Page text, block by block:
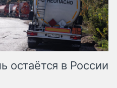
остаётся в России